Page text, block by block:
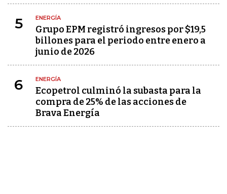
5 ENERGÍA
Grupo EPM registró ingresos por $19,5
billones para el periodo entre enero a
junio de 2026
6 ENERGÍA
Ecopetrol culminó la subasta para la
compra de 25% de las acciones de
Brava Energía